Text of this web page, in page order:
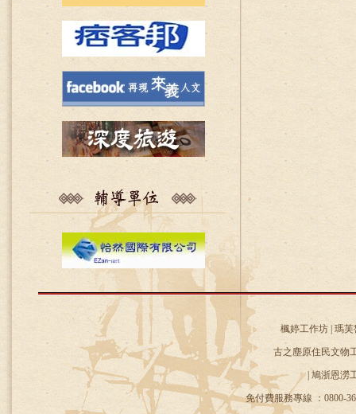
楓婷工作坊 | 瑪芙
古之塵原住民文物
| 鳩浙恩澇
免付費服務專線 ：0800-